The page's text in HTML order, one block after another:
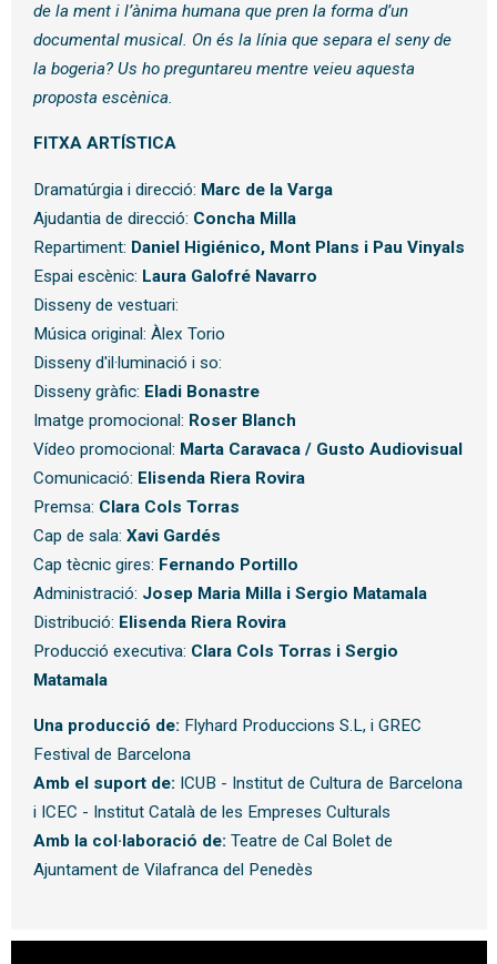
de la ment i l’ànima humana que pren la forma d’un
documental musical. On és la línia que separa el seny de
la bogeria? Us ho preguntareu mentre veieu aquesta
proposta escènica.
FITXA ARTÍSTICA
Dramatúrgia i direcció: Marc de la Varga
Ajudantia de direcció: Concha Milla
Repartiment: Daniel Higiénico, Mont Plans i Pau Vinyals
Espai escènic: Laura Galofré Navarro
Disseny de vestuari:
Música original: Àlex Torio
Disseny d'il·luminació i so:
Disseny gràfic: Eladi Bonastre
Imatge promocional: Roser Blanch
Vídeo promocional: Marta Caravaca / Gusto Audiovisual
Comunicació: Elisenda Riera Rovira
Premsa: Clara Cols Torras
Cap de sala: Xavi Gardés
Cap tècnic gires: Fernando Portillo
Administració: Josep Maria Milla i Sergio Matamala
Distribució: Elisenda Riera Rovira
Producció executiva: Clara Cols Torras i Sergio
Matamala
Una producció de: Flyhard Produccions S.L, i GREC
Festival de Barcelona
Amb el suport de: ICUB - Institut de Cultura de Barcelona
i ICEC - Institut Català de les Empreses Culturals
Amb la col·laboració de: Teatre de Cal Bolet de
Ajuntament de Vilafranca del Penedès